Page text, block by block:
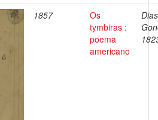
1857
Os
tymbiras :
poema
americano